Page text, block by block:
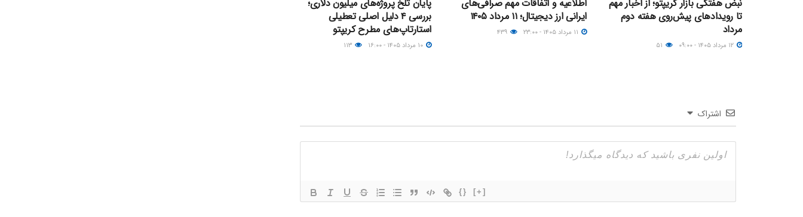
نبض هفتگی بازار کریپتو؛ از اخبار مهم
تا رویدادهای پیش‌روی هفته دوم
مرداد
اطلاعیه و اتفاقات مهم صرافی‌های
ایرانی ارز دیجیتال؛ ۱۱ مرداد ۱۴۰۵
پایان تلخ پروژه‌های میلیون دلاری؛
بررسی ۴ دلیل اصلی تعطیلی
استارتاپ‌های مطرح کریپتو
اشتراک
{} [+]